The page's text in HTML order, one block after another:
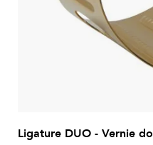
Ligature DUO - Vernie